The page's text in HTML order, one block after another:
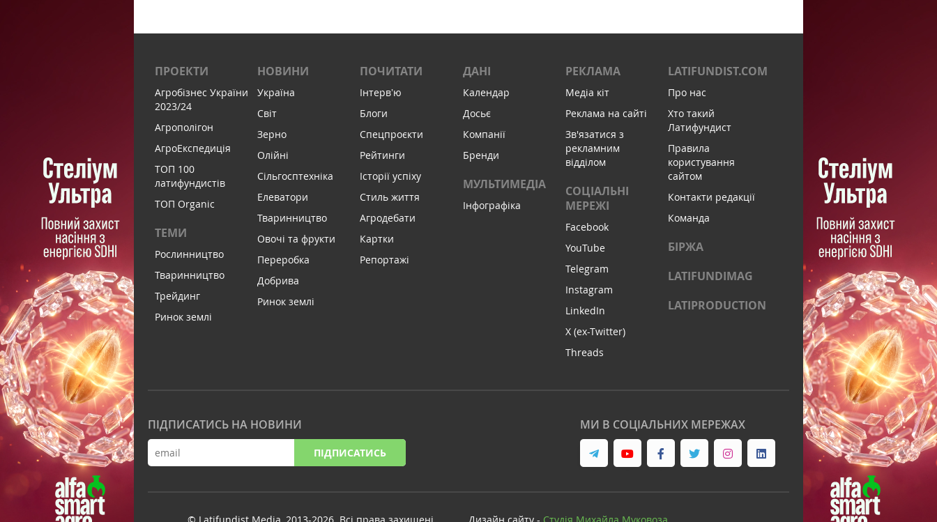
ПРОЕКТИ
Агробізнес України
2023/24
Агрополігон
АгроЕкспедиція
ТОП 100
латифундистів
ТОП Organic
ТЕМИ
Рослинництво
Тваринництво
Трейдинг
Ринок землі
НОВИНИ
Україна
Світ
Зерно
Олійні
Сільгосптехніка
Елеватори
Тваринництво
Овочі та фрукти
Переробка
Добрива
Ринок землі
ПОЧИТАТИ
Інтервʼю
Блоги
Спецпроєкти
Рейтинги
Історії успіху
Стиль життя
Агродебати
Картки
Репортажі
ДАНІ
Календар
Досьє
Компанії
Бренди
МУЛЬТИМЕДІА
Інфографіка
РЕКЛАМА
Медіа кіт
Реклама на сайті
Зв'язатися з
рекламним
відділом
СОЦІАЛЬНІ
МЕРЕЖІ
Facebook
YouTube
Telegram
Instagram
LinkedIn
X (ex-Twitter)
Threads
LATIFUNDIST.COM
Про нас
Хто такий
Латифундист
Правила
користування
сайтом
Контакти редакції
Команда
БІРЖА
LATIFUNDIMAG
LATIPRODUCTION
ПІДПИСАТИСЬ НА НОВИНИ
ПІДПИСАТИСЬ
МИ В СОЦІАЛЬНИХ МЕРЕЖАХ